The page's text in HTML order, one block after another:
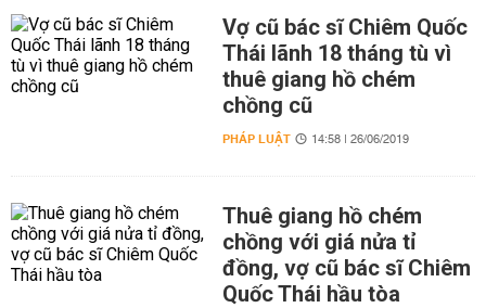
Vợ cũ bác sĩ Chiêm Quốc
Thái lãnh 18 tháng tù vì
thuê giang hồ chém
chồng cũ
PHÁP LUẬT 14:58 | 26/06/2019
Thuê giang hồ chém
chồng với giá nửa tỉ
đồng, vợ cũ bác sĩ Chiêm
Quốc Thái hầu tòa